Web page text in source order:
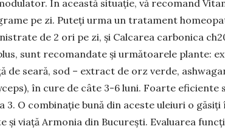
În această situație, vă recomand
pe zi. Puteți urma un tratament
de 2 ori pe zi, și Calca­rea carbonica
sunt recomandate și următoarele plante:
de seară, sod – extract de orz verde,
în cure de câte 3-6 luni. Foarte eficiente
3. O combinație bună din aceste ule­iuri o găsiți
și viață Armonia din București. Evaluarea